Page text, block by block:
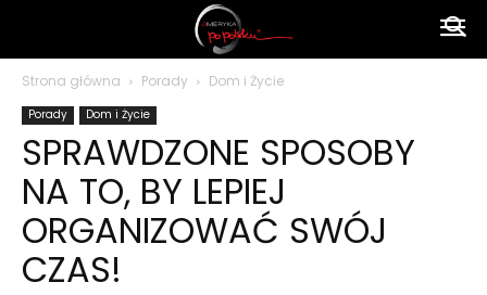
polsku
Strona główna Porady Dom i Życie
Porady Dom i Życie
SPRAWDZONE SPOSOBY
NA TO, BY LEPIEJ
ORGANIZOWAĆ SWÓJ
CZAS!